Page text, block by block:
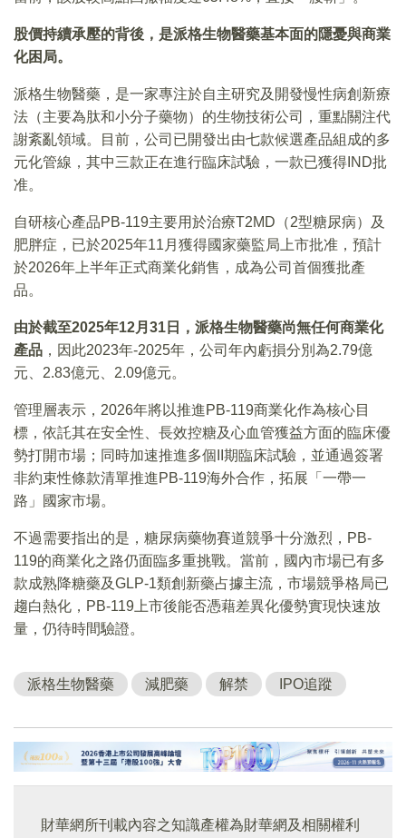
股價持續承壓的背後，是派格生物醫藥基本面的隱憂與商業
化困局。
派格生物醫藥，是一家專注於自主研究及開發慢性病創新療
法（主要為肽和小分子藥物）的生物技術公司，重點關注代
謝紊亂領域。目前，公司已開發出由七款候選產品組成的多
元化管線，其中三款正在進行臨床試驗，一款已獲得IND批
准。
自研核心產品PB-119主要用於治療T2MD（2型糖尿病）及
肥胖症，已於2025年11月獲得國家藥監局上市批准，預計
於2026年上半年正式商業化銷售，成為公司首個獲批產
品。
由於截至2025年12月31日，派格生物醫藥尚無任何商業化
產品 ，因此2023年-2025年，公司年內虧損分別為2.79億
元、2.83億元、2.09億元。
管理層表示，2026年將以推進PB-119商業化作為核心目
標，依託其在安全性、長效控糖及心血管獲益方面的臨床優
勢打開市場；同時加速推進多個II期臨床試驗，並通過簽署
非約束性條款清單推進PB-119海外合作，拓展「一帶一
路」國家市場。
不過需要指出的是，糖尿病藥物賽道競爭十分激烈，PB-
119的商業化之路仍面臨多重挑戰。當前，國內市場已有多
款成熟降糖藥及GLP-1類創新藥占據主流，市場競爭格局已
趨白熱化，PB-119上市後能否憑藉差異化優勢實現快速放
量，仍待時間驗證。
派格生物醫藥 減肥藥 解禁 IPO追蹤
財華網所刊載內容之知識產權為財華網及相關權利